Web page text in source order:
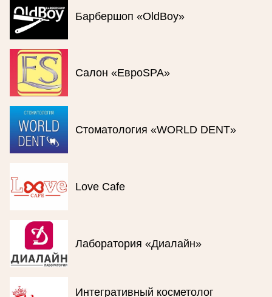
Барбершоп «OldBoy»
Салон «ЕвроSPA»
Стоматология «WORLD DENT»
Love Cafe
Лаборатория «Диалайн»
Интегративный косметолог